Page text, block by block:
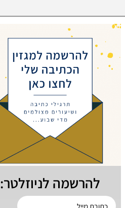
להרשמה לניוזלטר: